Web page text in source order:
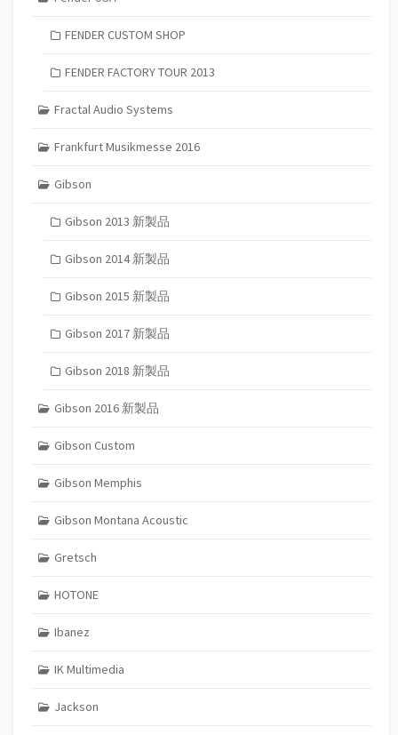
FENDER CUSTOM SHOP
FENDER FACTORY TOUR 2013
Fractal Audio Systems
Frankfurt Musikmesse 2016
Gibson
Gibson 2013 新製品
Gibson 2014 新製品
Gibson 2015 新製品
Gibson 2017 新製品
Gibson 2018 新製品
Gibson 2016 新製品
Gibson Custom
Gibson Memphis
Gibson Montana Acoustic
Gretsch
HOTONE
Ibanez
IK Multimedia
Jackson